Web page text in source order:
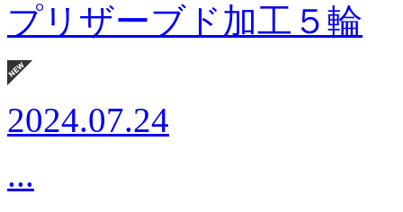
プリザーブド加工５輪
2024.07.24
...